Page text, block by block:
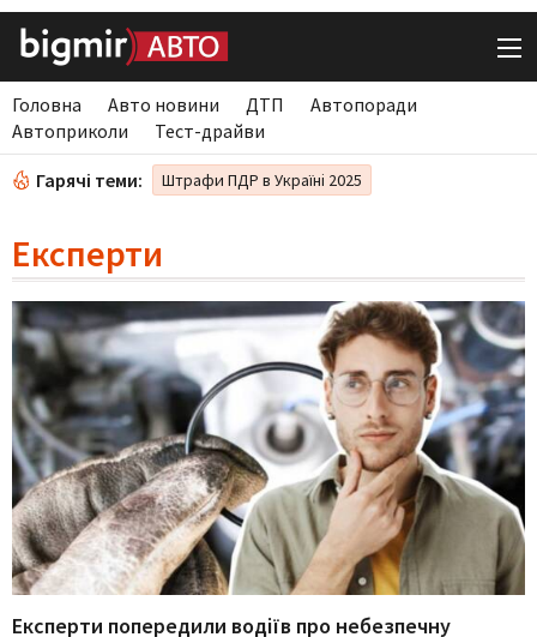
Головна Авто новини ДТП
Автопоради
Автоприколи
Тест-драйви
Гарячі теми: Штрафи ПДР в Україні 2025
Експерти
Експерти попередили водіїв про небезпечну